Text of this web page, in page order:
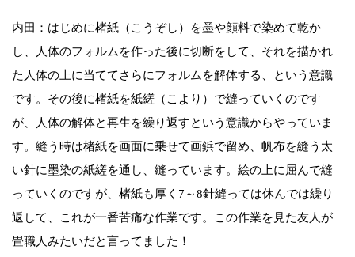
内田：はじめに楮紙（こうぞし）を墨や顔料で染めて乾か
し、人体のフォルムを作った後に切断をして、それを描かれ
た人体の上に当ててさらにフォルムを解体する、という意識
です。その後に楮紙を紙縒（こより）で縫っていくのです
が、人体の解体と再生を繰り返すという意識からやっていま
す。縫う時は楮紙を画面に乗せて画鋲で留め、帆布を縫う太
い針に墨染の紙縒を通し、縫っています。絵の上に屈んで縫
っていくのですが、楮紙も厚く7～8針縫っては休んでは繰り
返して、これが一番苦痛な作業です。この作業を見た友人が
畳職人みたいだと言ってました！